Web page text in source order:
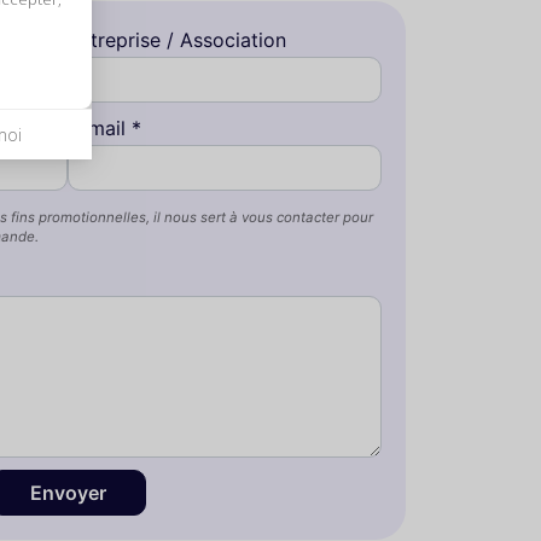
Entreprise / Association
E-mail *
fins promotionnelles, il nous sert à vous contacter pour
Envoyer